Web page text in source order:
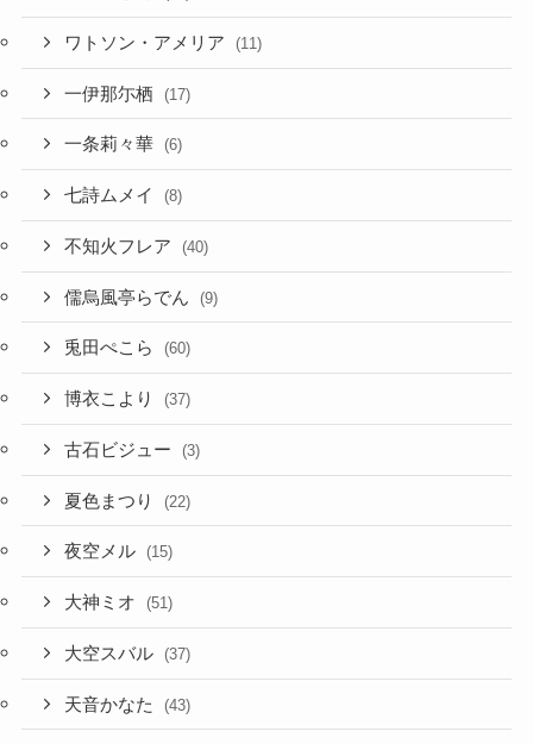
ワトソン・アメリア (11)
一伊那尓栖 (17)
一条莉々華 (6)
七詩ムメイ (8)
不知火フレア (40)
儒烏風亭らでん (9)
兎田ぺこら (60)
博衣こより (37)
古石ビジュー (3)
夏色まつり (22)
夜空メル (15)
大神ミオ (51)
大空スバル (37)
天音かなた (43)